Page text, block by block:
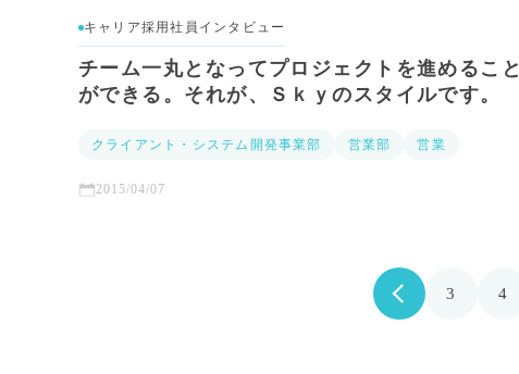
キャリア採用社員インタビュー
チーム一丸となってプロジェクトを進めること
ができる。それが、Ｓｋｙのスタイルです。
クライアント・システム開発事業部 営業部 営業
2015/04/07
3 4